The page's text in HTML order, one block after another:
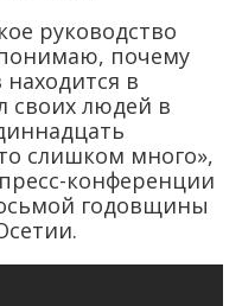
руководство
почему
в
своих людей в
слишком много»,
конференции
годовщины